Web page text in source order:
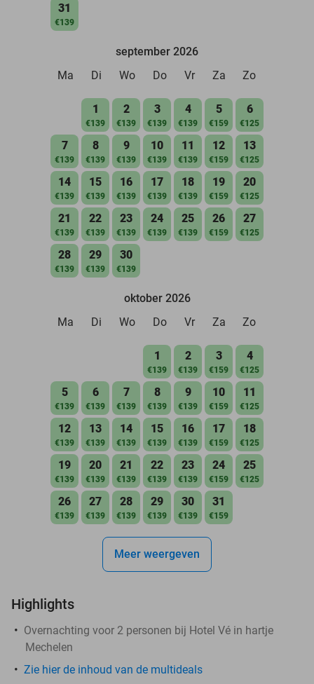
31
€139
september 2026
Ma
Di Wo Do Vr Za Zo
1
€139
2
€139
3
€139
4
€139
5
€159
6
€125
7
€139
8
€139
9
€139
10
€139
11
€139
12
€159
13
€125
14
€139
15
€139
16
€139
17
€139
18
€139
19
€159
20
€125
21
€139
22
€139
23
€139
24
€139
25
€139
26
€159
27
€125
28
€139
29
€139
30
€139
oktober 2026
Ma
Di Wo Do Vr Za Zo
1
€139
2
€139
3
€159
4
€125
5
€139
6
€139
7
€139
8
€139
9
€139
10
€159
11
€125
12
€139
13
€139
14
€139
15
€139
16
€139
17
€159
18
€125
19
€139
20
€139
21
€139
22
€139
23
€139
24
€159
25
€125
26
€139
27
€139
28
€139
29
€139
30
€139
31
€159
Meer weergeven
Highlights
Overnachting voor 2 personen bij Hotel Vé in hartje
Mechelen
Zie hier de inhoud van de multideals